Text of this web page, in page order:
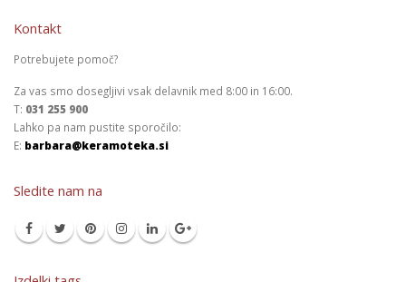
Kontakt
Potrebujete pomoč?
Za vas smo dosegljivi vsak delavnik med 8:00 in 16:00.
T: 031 255 900
Lahko pa nam pustite sporočilo:
E: barbara@keramoteka.si
Sledite nam na